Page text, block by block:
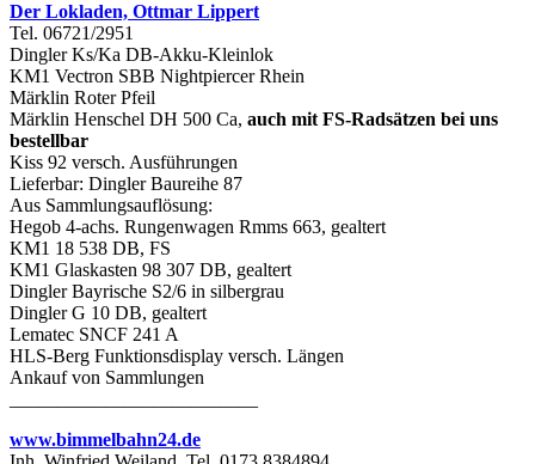
Der Lokladen, Ottmar Lippert
Tel. 06721/2951
Dingler Ks/Ka DB-Akku-Kleinlok
KM1 Vectron SBB Nightpiercer Rhein
Märklin Roter Pfeil
Märklin Henschel DH 500 Ca, auch mit FS-Radsätzen bei uns
bestellbar
Kiss 92 versch. Ausführungen
Lieferbar: Dingler Baureihe 87
Aus Sammlungsauflösung:
Hegob 4-achs. Rungenwagen Rmms 663, gealtert
KM1 18 538 DB, FS
KM1 Glaskasten 98 307 DB, gealtert
Dingler Bayrische S2/6 in silbergrau
Dingler G 10 DB, gealtert
Lematec SNCF 241 A
HLS-Berg Funktionsdisplay versch. Längen
Ankauf von Sammlungen
www.bimmelbahn24.de